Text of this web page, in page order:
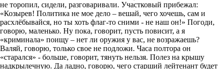
не торопил, сидели, разговаривали. Участковый прибежал:
«Козырев! Политика не мое дело – вешай, чего хочешь, сам и
расхлёбывайся, но ты хоть флаг-то сними - не наш он!» Погоди,
говорю, маленько. Ну пока, говорит, пусть повисит, а я
«криминала» поищу – нет ли оружия у вас, не возражаешь?
Валяй, говорю, только свое не подложи. Часа полтора он
«старался» - больше, говорит, тянуть нельзя. Полез на крышу
надкрылечную. Да ладно, говорю, чего старший лейтенант будет